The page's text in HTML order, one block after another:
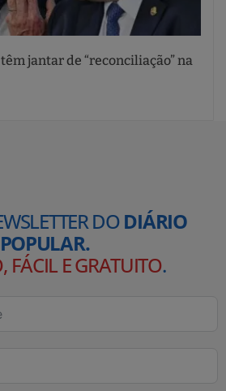
jantar de “reconciliação” na
DODIÁRIO
POPULAR.
FÁCIL E GRATUITO.